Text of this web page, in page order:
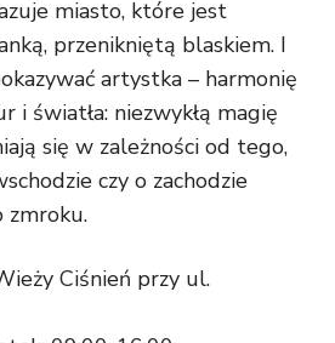
miasto, które jest
przenikniętą blaskiem. I
artystka – harmonię
i światła: niezwykłą magię
się w zależności od tego,
czy o zachodzie
zmroku.
Ciśnień przy ul.